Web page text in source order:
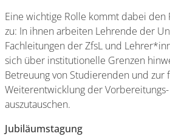
Eine wichtige Rolle kommt dabei den
zu: In ihnen arbeiten Lehrende der
Fachleitungen der ZfsL und
sich über institutionelle Grenzen
Betreuung von Studierenden und zur
Weiterentwicklung der
auszutauschen.
Jubiläumstagung